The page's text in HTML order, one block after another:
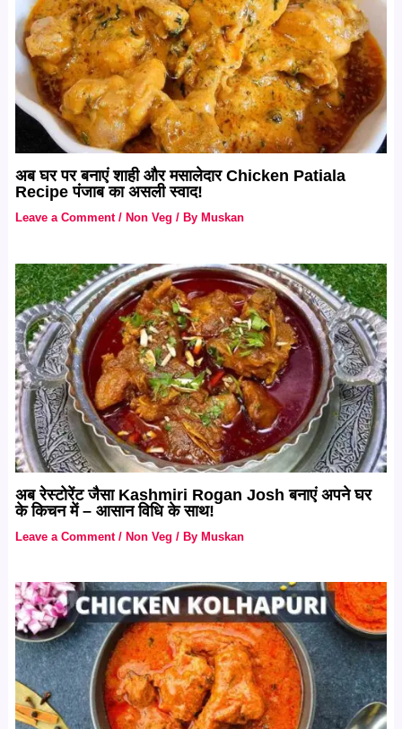
अब घर पर बनाएं शाही और मसालेदार Chicken Patiala
Recipe पंजाब का असली स्वाद!
Leave a Comment / Non Veg / By Muskan
अब रेस्टोरेंट जैसा Kashmiri Rogan Josh बनाएं अपने घर
के किचन में – आसान विधि के साथ!
Leave a Comment / Non Veg / By Muskan